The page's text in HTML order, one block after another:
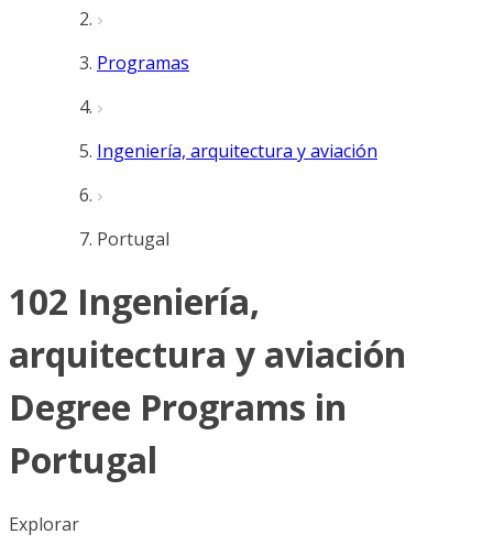
Programas
Ingeniería, arquitectura y aviación
Portugal
102 Ingeniería,
arquitectura y aviación
Degree Programs in
Portugal
Explorar